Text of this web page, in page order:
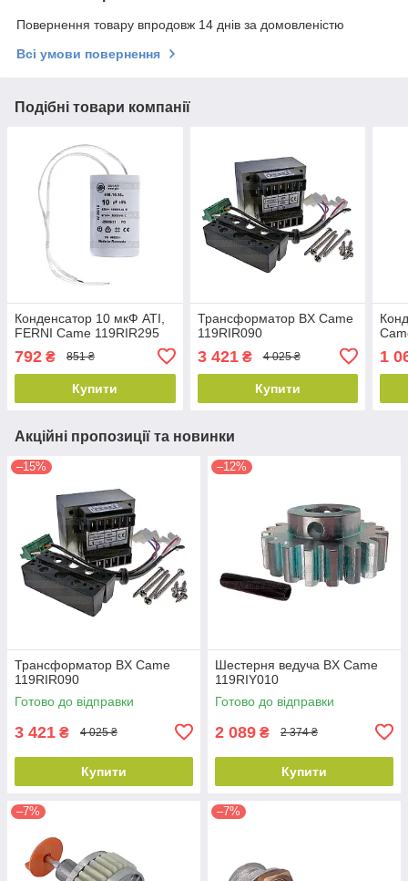
Повернення товару впродовж 14 днів за домовленістю
Всі умови повернення
Подібні товари компанії
Конденсатор 10 мкФ ATI,
FERNI Came 119RIR295
792 ₴ 851 ₴
Купити
Трансформатор BX Came
119RIR090
3 421₴ 4 025 ₴
Купити
1
Акційні пропозиції та новинки
–15%
Трансформатор BX Came
119RIR090
Готово до відправки
3 421 ₴ 4 025 ₴
Купити
–12%
Шестерня ведуча BX Came
119RIY010
Готово до відправки
2 089 ₴ 2 374 ₴
Купити
–7% –7%